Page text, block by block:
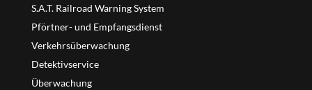
S.A.T. Railroad Warning System
Pförtner- und Empfangsdienst
Verkehrsüberwachung
Detektivservice
Überwachung